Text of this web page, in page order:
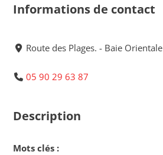
Informations de contact
Route des Plages. - Baie Orientale
05 90 29 63 87
Description
Mots clés :